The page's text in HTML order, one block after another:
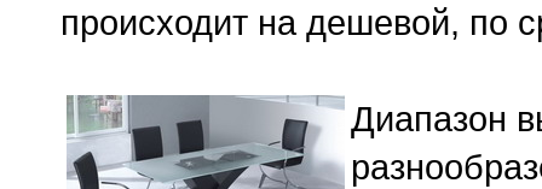
происходит на дешевой, по
Диапазон